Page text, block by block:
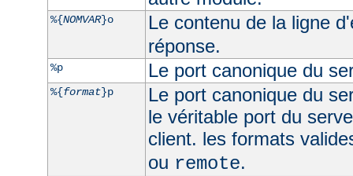
%{NOMVAR}o
Le contenu de la ligne
réponse.
%p Le port canonique du
%{format}p
Le port canonique du
le véritable port du
client. les formats
ou remote.